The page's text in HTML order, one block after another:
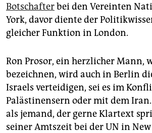
Botschafterbei den Vereinten
York, davor diente der
gleicher Funktion in London.
Ron Prosor, ein herzlicher Mann,
bezeichnen, wird auch in Berlin
Israels verteidigen, sei es im
Palästinensern oder mit dem
als jemand, der gerne Klartext
seiner Amtszeit bei der UN in